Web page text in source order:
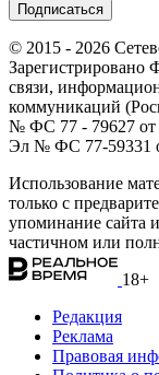
© 2015 - 2026
Зарегистрировано
связи,
коммуникаций
№ ФС 77 - 79627 от
Эл № ФС 77-59331
Использование
только с
упоминание сайта
частичном или
18+
Редакция
Реклама
Правовая